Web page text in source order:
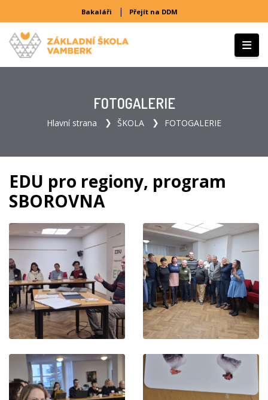
Bakaláři | Přejít na DDM
FOTOGALERIE
Hlavní strana ŠKOLA FOTOGALERIE
EDU pro regiony, program
SBOROVNA